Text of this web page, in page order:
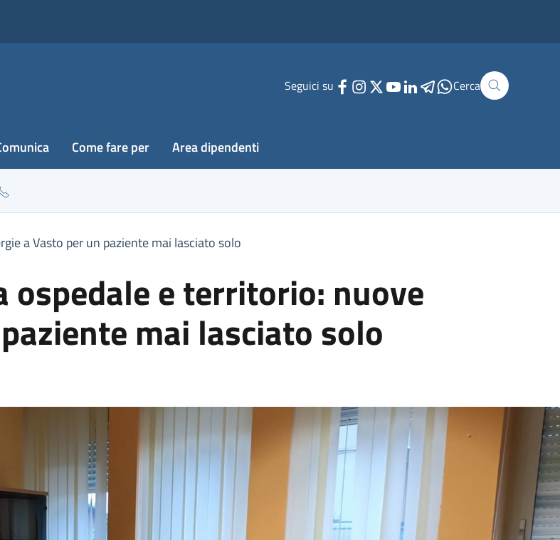
Seguici su Cerca
Come fare per Area dipendenti
a Vasto per un paziente mai lasciato solo
e territorio: nuove
mai lasciato solo